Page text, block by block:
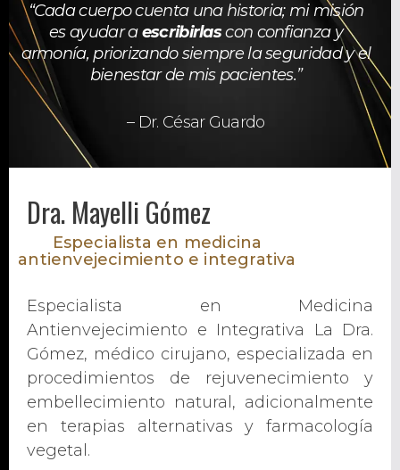
“Cada cuerpo cuenta una historia; mi misión
es ayudar aescribirlascon confianza y
armonía, priorizando siempre la seguridad y el
bienestar de mis pacientes.”
– Dr. César Guardo
Dra. Mayelli Gómez
Especialista en medicina
antienvejecimiento e integrativa
Especialista en Medicina
Antienvejecimiento e Integrativa La Dra.
Gómez, médico cirujano, especializada en
procedimientos de rejuvenecimiento y
embellecimiento natural, adicionalmente
en terapias alternativas y farmacología
vegetal.